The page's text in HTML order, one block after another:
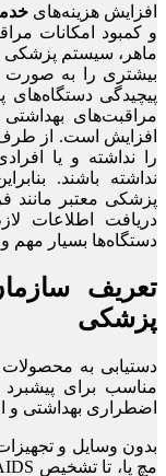
افزایش هزینه‌های
و کمبود امکانات
ماهر، سیستم پزشکی
بیشتری را به صورت
پیچیدگی
مراقبت‌های
افزایش است. از
را نداشته و یا
نداشته باشند.
پزشکی معتبر مانند
دریافت اطلاعات
دستگاه‌ها بسیار مهم
تعریف
پزشکی
دستیابی به
مناسب برای
اضطراری بهداشتی
بدون وسایل و